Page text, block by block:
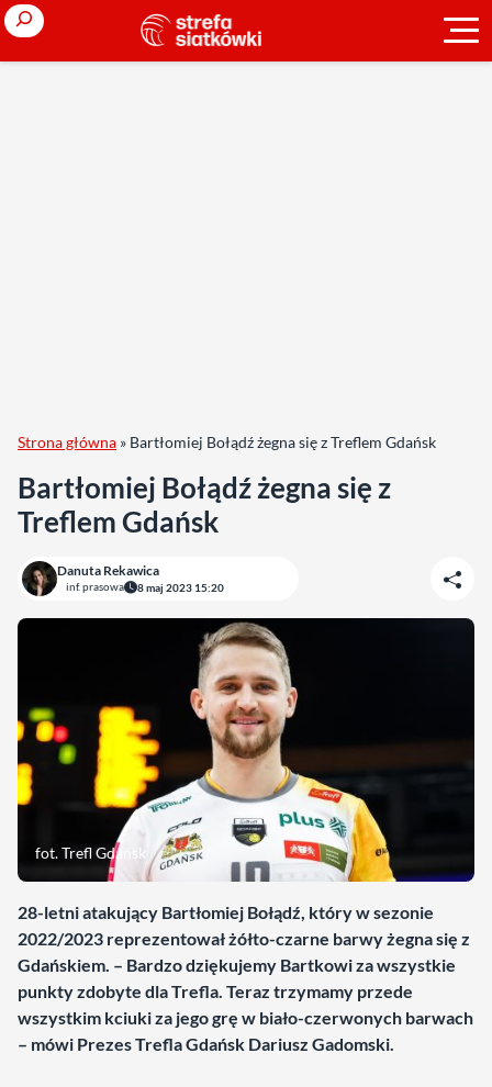
Search
Strona główna » Bartłomiej Bołądź żegna się z Treflem Gdańsk
Bartłomiej Bołądź żegna się z
Treflem Gdańsk
Danuta Rekawica
inf. prasowa 8 maj 2023 15:20
fot. Trefl Gdańsk
28-letni atakujący Bartłomiej Bołądź, który w sezonie
2022/2023 reprezentował żółto-czarne barwy żegna się z
Gdańskiem. – Bardzo dziękujemy Bartkowi za wszystkie
punkty zdobyte dla Trefla. Teraz trzymamy przede
wszystkim kciuki za jego grę w biało-czerwonych barwach
– mówi Prezes Trefla Gdańsk Dariusz Gadomski.